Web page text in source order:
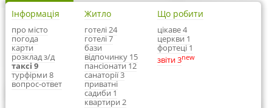
Інформація
про місто
погода
карти
розклад з/д
таксі 9
турфірми 8
вопрос-ответ
Житло
готелі 24
готелі 7
бази
відпочинку 15
пансіонати 12
санаторії 3
приватні
садиби 1
квартири 2
Що робити
цікаве 4
церкви 1
фортеці 1
звіти 3new